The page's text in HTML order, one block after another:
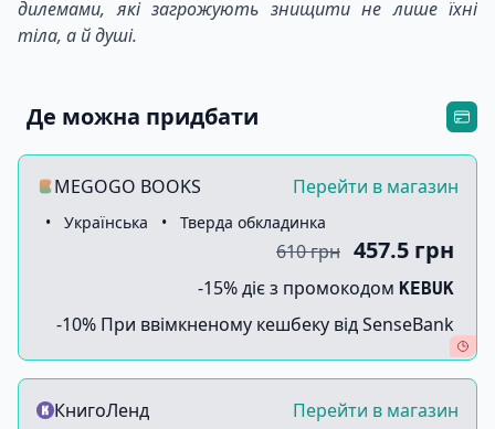
дилемами, які загрожують знищити не лише їхні
тіла, а й душі.
Де можна придбати
MEGOGO BOOKS Перейти в магазин
• Українська • Тверда обкладинка
610 грн 457.5 грн
-15% діє з промокодом KEBUK
-10% При ввімкненому кешбеку від SenseBank
КнигоЛенд Перейти в магазин